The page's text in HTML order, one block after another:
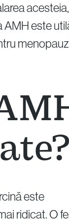
acesteia,
AMH este
este
ridicat. O